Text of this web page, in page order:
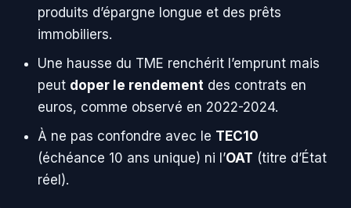
produits d’épargne longue et des prêts
immobiliers.
Une hausse du TME renchérit l’emprunt mais
peut doper le rendement des contrats en
euros, comme observé en 2022-2024.
À ne pas confondre avec le TEC10
(échéance 10 ans unique) ni l’OAT (titre d’État
réel).